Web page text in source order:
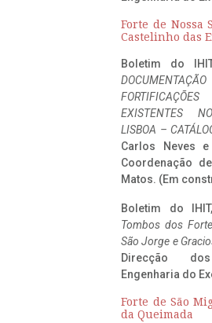
Forte de Nossa
Castelinho das
Boletim do
EXISTENTES
LISBOA –
Carlos Neves
Coordenação
Matos. (Em
Boletim do
Tombos dos
São Jorge e
Direcção
Engenharia do
Forte de São
da Queimada